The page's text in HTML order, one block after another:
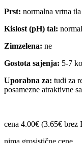
Prst: normalna vrtna tla
Kislost (pH) tal:
Zimzelena: ne
Gostota sajenja: 5-7
Uporabna za: tudi za
posamezne atraktivne
cena 4.00€ (3.65€